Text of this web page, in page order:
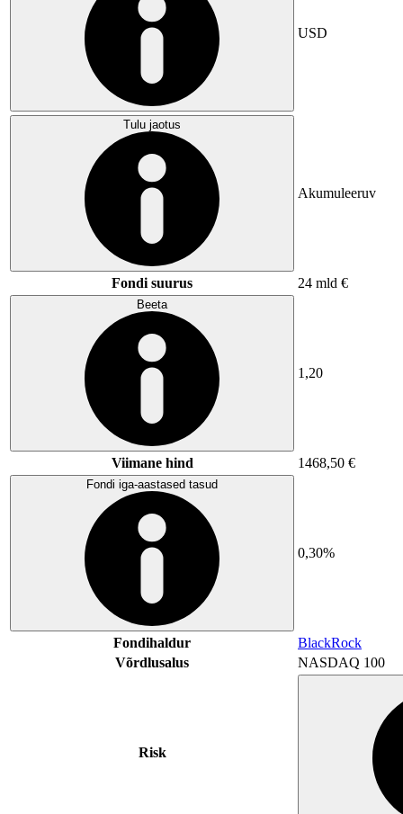
USD
Tulu jaotus
Akumuleeruv
Fondi suurus 24 mld €
Beeta
1,20
Viimane hind 1468,50 €
Fondi iga-aastased tasud
0,30%
Fondihaldur
BlackRock
Võrdlusalus
NASDAQ 100
Risk